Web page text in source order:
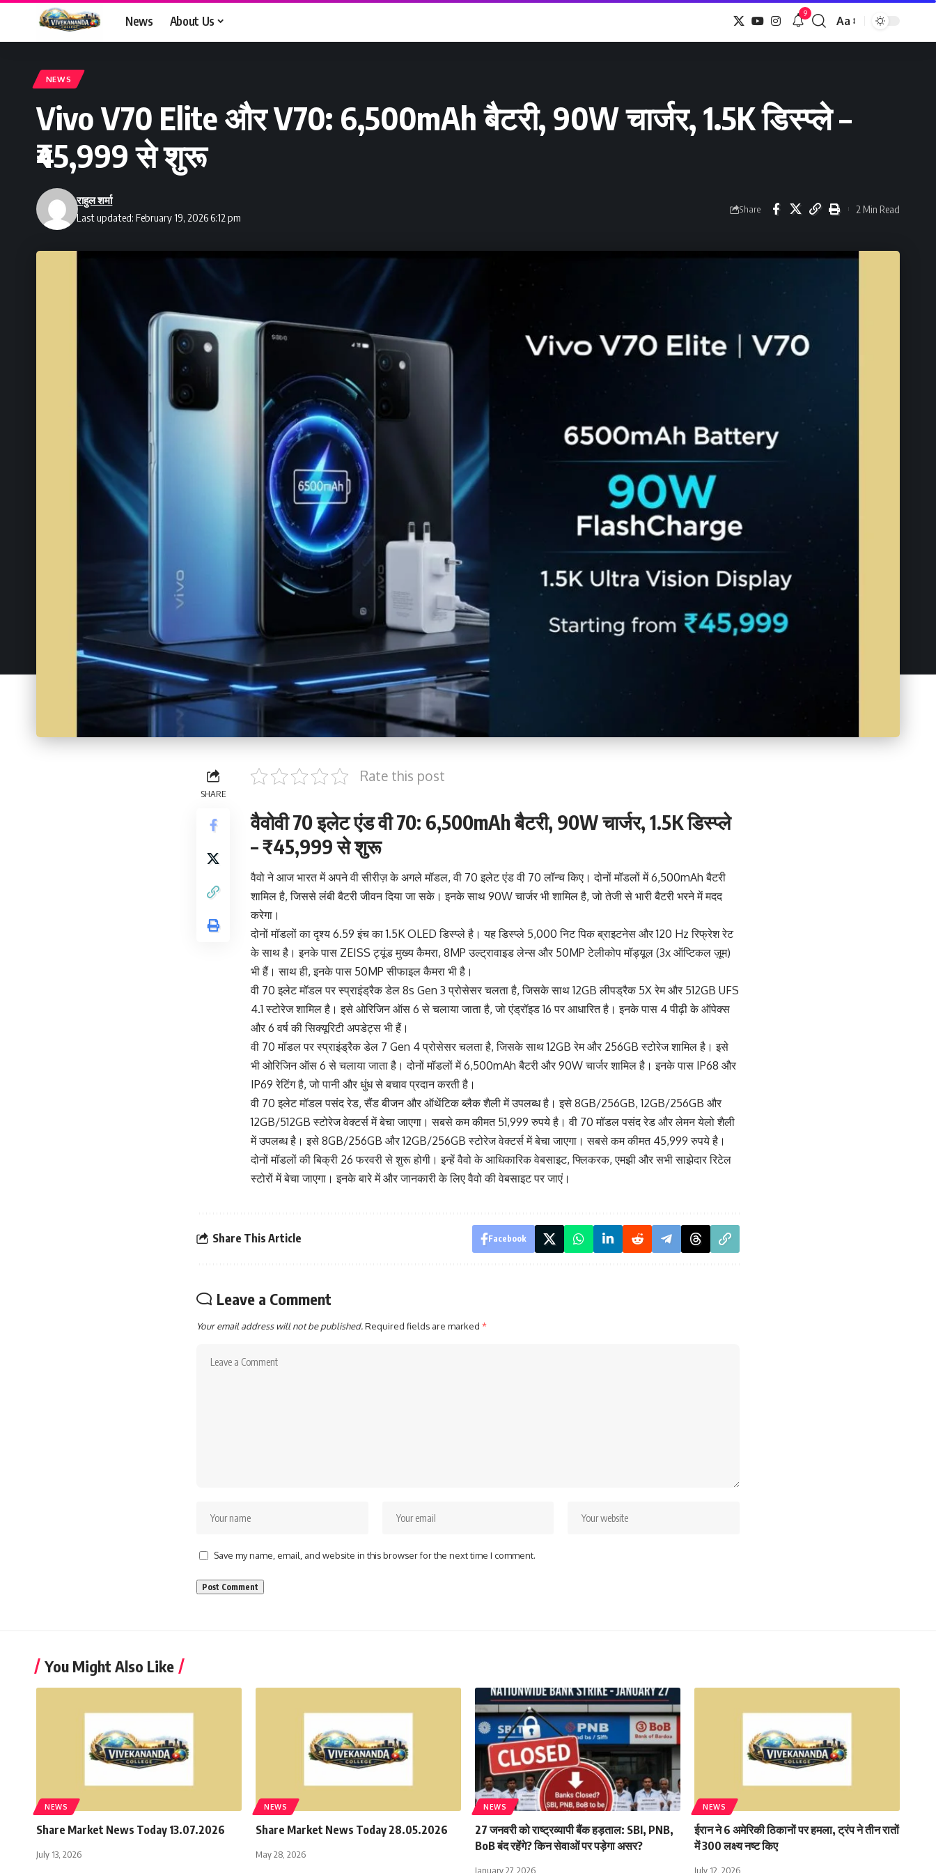
News About Us 9
Font
Aa
NEWS
Vivo V70 Elite और V70: 6,500mAh बैटरी, 90W चार्जर, 1.5K डिस्प्ले –
₹45,999 से शुरू
Last updated: February 19, 2026 6:12 pm
राहुल शर्मा
Share 2 Min Read
SHARE
Rate this post
वैवोवी 70 इलेट एंड वी 70: 6,500mAh बैटरी, 90W चार्जर, 1.5K डिस्प्ले
– ₹45,999 से शुरू
वैवो ने आज भारत में अपने वी सीरीज़ के अगले मॉडल, वी 70 इलेट एंड वी 70 लॉन्च किए। दोनों मॉडलों में 6,500mAh बैटरी
शामिल है, जिससे लंबी बैटरी जीवन दिया जा सके। इनके साथ 90W चार्जर भी शामिल है, जो तेजी से भारी बैटरी भरने में मदद
करेगा।
दोनों मॉडलों का दृश्य 6.59 इंच का 1.5K OLED डिस्प्ले है। यह डिस्प्ले 5,000 निट पिक ब्राइटनेस और 120 Hz रिफ्रेश रेट
के साथ है। इनके पास ZEISS ट्यूंड मुख्य कैमरा, 8MP उल्ट्रावाइड लेन्स और 50MP टेलीकोप मॉड्यूल (3x ऑप्टिकल ज़ूम)
भी हैं। साथ ही, इनके पास 50MP सीफाइल कैमरा भी है।
वी 70 इलेट मॉडल पर स्प्राइंड्रैक डेल 8s Gen 3 प्रोसेसर चलता है, जिसके साथ 12GB लीपड्रैक 5X रेम और 512GB UFS
4.1 स्टोरेज शामिल है। इसे ओरिजिन ऑस 6 से चलाया जाता है, जो एंड्रॉइड 16 पर आधारित है। इनके पास 4 पीढ़ी के ऑपेक्स
और 6 वर्ष की सिक्यूरिटी अपडेट्स भी हैं।
वी 70 मॉडल पर स्प्राइंड्रैक डेल 7 Gen 4 प्रोसेसर चलता है, जिसके साथ 12GB रेम और 256GB स्टोरेज शामिल है। इसे
भी ओरिजिन ऑस 6 से चलाया जाता है। दोनों मॉडलों में 6,500mAh बैटरी और 90W चार्जर शामिल है। इनके पास IP68 और
IP69 रेटिंग है, जो पानी और धुंध से बचाव प्रदान करती है।
वी 70 इलेट मॉडल पसंद रेड, सैंड बीजन और ऑथेंटिक ब्लैक शैली में उपलब्ध है। इसे 8GB/256GB, 12GB/256GB और
12GB/512GB स्टोरेज वेक्टर्स में बेचा जाएगा। सबसे कम कीमत 51,999 रुपये है। वी 70 मॉडल पसंद रेड और लेमन येलो शैली
में उपलब्ध है। इसे 8GB/256GB और 12GB/256GB स्टोरेज वेक्टर्स में बेचा जाएगा। सबसे कम कीमत 45,999 रुपये है।
दोनों मॉडलों की बिक्री 26 फरवरी से शुरू होगी। इन्हें वैवो के आधिकारिक वेबसाइट, फ्लिकरक, एमझी और सभी साझेदार रिटेल
स्टोरों में बेचा जाएगा। इनके बारे में और जानकारी के लिए वैवो की वेबसाइट पर जाएं।
Share This Article Facebook
Leave a Comment
Your email address will not be published.Required fields are marked *
Save my name, email, and website in this browser for the next time I comment.
You Might Also Like
NEWS
Share Market News Today 13.07.2026
July 13, 2026
NEWS
Share Market News Today 28.05.2026
May 28, 2026
NEWS
27 जनवरी को राष्ट्रव्यापी बैंक हड़ताल: SBI, PNB,
BoB बंद रहेंगे? किन सेवाओं पर पड़ेगा असर?
January 27, 2026
NEWS
ईरान ने 6 अमेरिकी ठिकानों पर हमला, ट्रंप ने तीन रातों
में 300 लक्ष्य नष्ट किए
July 12, 2026